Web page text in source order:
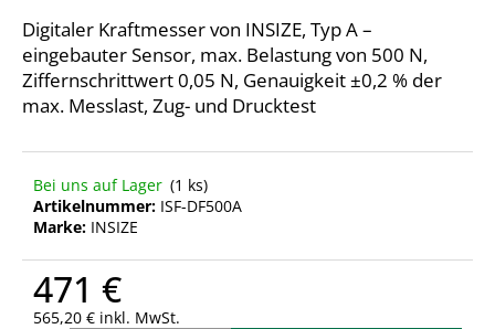
Digitaler Kraftmesser von INSIZE, Typ A –
eingebauter Sensor, max. Belastung von 500 N,
Ziffernschrittwert 0,05 N, Genauigkeit ±0,2 % der
max. Messlast, Zug- und Drucktest
Bei uns auf Lager (1 ks)
Artikelnummer: ISF-DF500A
Marke: INSIZE
471 €
565,20 € inkl. MwSt.
p
f
e
h
e
n